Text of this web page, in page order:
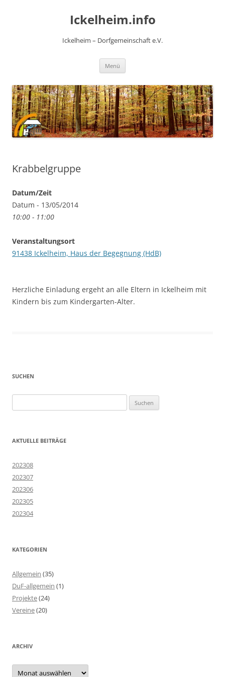
Ickelheim.info
Ickelheim – Dorfgemeinschaft e.V.
Menü
Krabbelgruppe
Datum/Zeit
Datum - 13/05/2014
10:00 - 11:00
Veranstaltungsort
91438 Ickelheim, Haus der Begegnung (HdB)
Herzliche Einladung ergeht an alle Eltern in Ickelheim mit
Kindern bis zum Kindergarten-Alter.
SUCHEN
nach:
AKTUELLE BEITRÄGE
202308
202307
202306
202305
202304
KATEGORIEN
Allgemein (35)
DuF-allgemein (1)
Projekte(24)
Vereine(20)
ARCHIV
Archiv